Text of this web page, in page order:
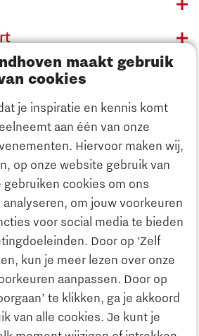
maakt gebruik
cookies
je inspiratie en kennis komt
aan één van onze
Hiervoor maken wij,
op onze website gebruik van
gebruiken cookies om ons
om jouw voorkeuren
voor social media te bieden
Door op ‘Zelf
kun je meer lezen over onze
aanpassen. Door op
te klikken, ga je akkoord
van alle cookies. Je kunt je
website